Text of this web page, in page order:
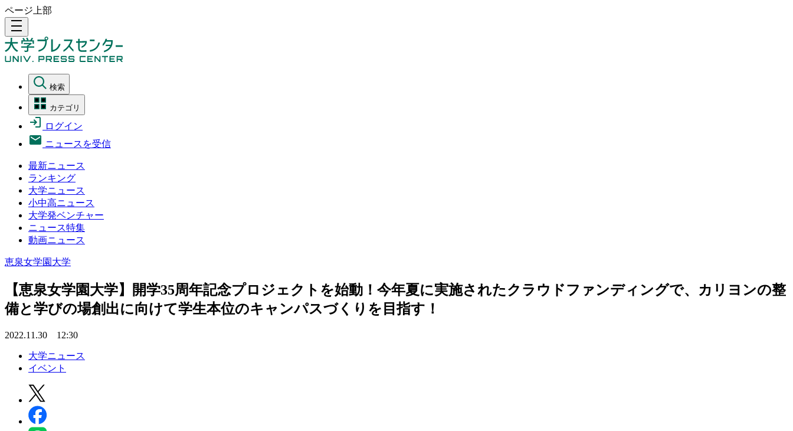
ページ上部
density_medium
検索
カテゴリ
ログイン
ニュースを受信
最新ニュース
ランキング
大学ニュース
小中高ニュース
大学発ベンチャー
ニュース特集
動画ニュース
恵泉女学園大学
【恵泉女学園大学】開学35周年記念プロジェクトを始動！今年夏に実施されたクラウドファンディングで、カリヨンの整
備と学びの場創出に向けて学生本位のキャンパスづくりを目指す！
2022.11.30 12:30
大学ニュース
イベント